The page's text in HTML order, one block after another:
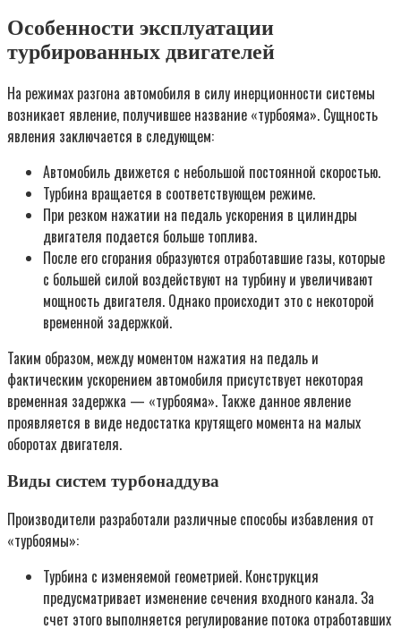
Особенности эксплуатации
турбированных двигателей
На режимах разгона автомобиля в силу инерционности системы
возникает явление, получившее название «турбояма». Сущность
явления заключается в следующем:
Автомобиль движется с небольшой постоянной скоростью.
Турбина вращается в соответствующем режиме.
При резком нажатии на педаль ускорения в цилиндры
двигателя подается больше топлива.
После его сгорания образуются отработавшие газы, которые
с большей силой воздействуют на турбину и увеличивают
мощность двигателя. Однако происходит это с некоторой
временной задержкой.
Таким образом, между моментом нажатия на педаль и
фактическим ускорением автомобиля присутствует некоторая
временная задержка — «турбояма». Также данное явление
проявляется в виде недостатка крутящего момента на малых
оборотах двигателя.
Виды систем турбонаддува
Производители разработали различные способы избавления от
«турбоямы»:
Турбина с изменяемой геометрией. Конструкция
предусматривает изменение сечения входного канала. За
счет этого выполняется регулирование потока отработавших